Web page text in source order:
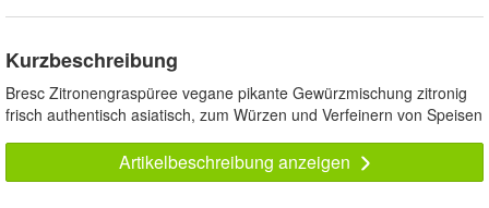
Kurzbeschreibung
Bresc Zitronengraspüree vegane pikante Gewürzmischung zitronig
frisch authentisch asiatisch, zum Würzen und Verfeinern von Speisen
Artikelbeschreibung anzeigen